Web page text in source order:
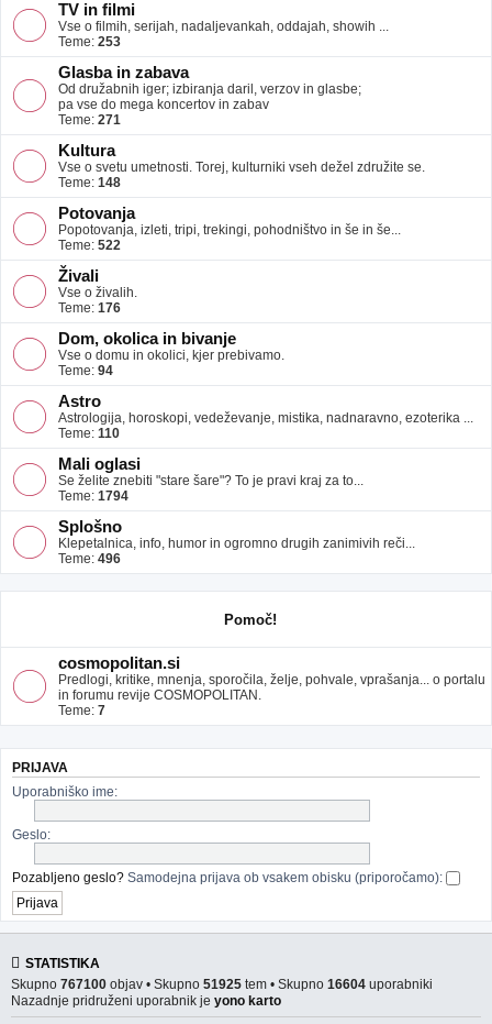
TV in filmi
Vse o filmih, serijah, nadaljevankah, oddajah, showih ...
Teme: 253
Glasba in zabava
Od družabnih iger; izbiranja daril, verzov in glasbe;
pa vse do mega koncertov in zabav
Teme: 271
Kultura
Vse o svetu umetnosti. Torej, kulturniki vseh dežel združite se.
Teme: 148
Potovanja
Popotovanja, izleti, tripi, trekingi, pohodništvo in še in še...
Teme: 522
Živali
Vse o živalih.
Teme: 176
Dom, okolica in bivanje
Vse o domu in okolici, kjer prebivamo.
Teme: 94
Astro
Astrologija, horoskopi, vedeževanje, mistika, nadnaravno, ezoterika ...
Teme: 110
Mali oglasi
Se želite znebiti "stare šare"? To je pravi kraj za to...
Teme: 1794
Splošno
Klepetalnica, info, humor in ogromno drugih zanimivih reči...
Teme: 496
Pomoč!
cosmopolitan.si
Predlogi, kritike, mnenja, sporočila, želje, pohvale, vprašanja... o portalu
in forumu revije COSMOPOLITAN.
Teme: 7
PRIJAVA
Uporabniško ime:
Geslo:
Pozabljeno geslo? Samodejna prijava ob vsakem obisku (priporočamo):
STATISTIKA
Skupno 767100 objav • Skupno 51925 tem • Skupno 16604 uporabniki
Nazadnje pridruženi uporabnik je yono karto